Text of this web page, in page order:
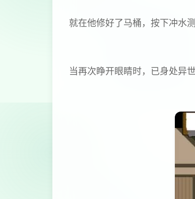
就在他修好了马桶，按下冲水
当再次睁开眼睛时，已身处异